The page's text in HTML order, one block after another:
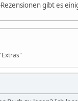
gibt es